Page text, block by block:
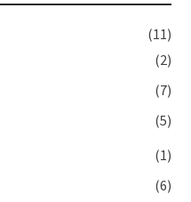
(11)
(2)
(7)
(5)
(1)
(6)